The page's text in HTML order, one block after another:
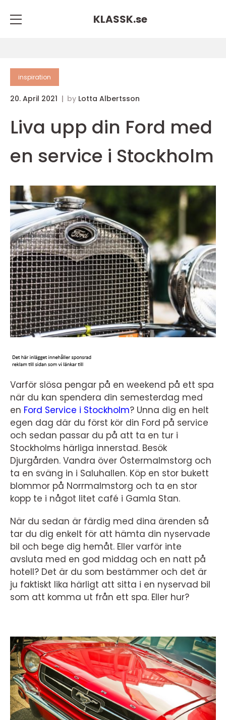
KLASSK.se
inspiration
20. April 2021 by Lotta Albertsson
Liva upp din Ford med
en service i Stockholm
Varför slösa pengar på en weekend på ett spa
när du kan spendera din semesterdag med
en Ford Service i Stockholm? Unna dig en helt
egen dag där du först kör din Ford på service
och sedan passar du på att ta en tur i
Stockholms härliga innerstad. Besök
Djurgården. Vandra över Östermalmstorg och
ta en sväng in i Saluhallen. Köp en stor bukett
blommor på Norrmalmstorg och ta en stor
kopp te i något litet café i Gamla Stan.
När du sedan är färdig med dina ärenden så
tar du dig enkelt för att hämta din nyservade
bil och bege dig hemåt. Eller varför inte
avsluta med en god middag och en natt på
hotell? Det är du som bestämmer och det är
ju faktiskt lika härligt att sitta i en nyservad bil
som att komma ut från ett spa. Eller hur?